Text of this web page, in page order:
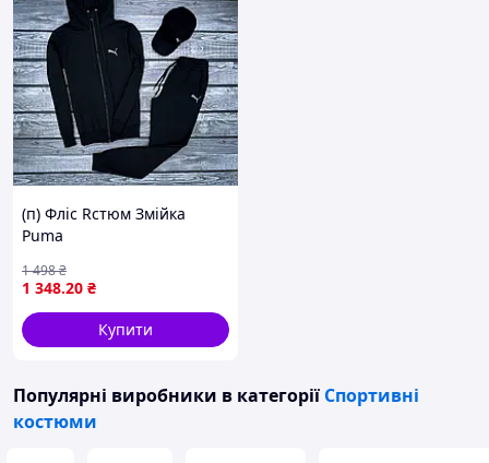
(п) Фліс Rстюм Змійка
Puma
1 348.20 ₴
1 498₴
Купити
Популярні виробники в категорії Спортивні
костюми